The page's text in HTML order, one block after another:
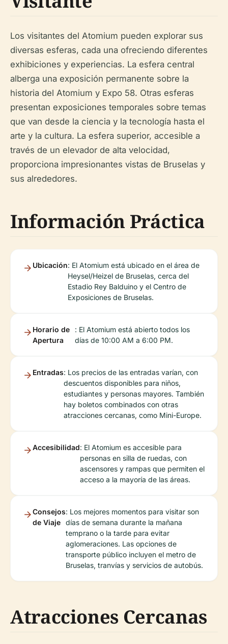
Los visitantes del Atomium pueden explorar sus
diversas esferas, cada una ofreciendo diferentes
exhibiciones y experiencias. La esfera central
alberga una exposición permanente sobre la
historia del Atomium y Expo 58. Otras esferas
presentan exposiciones temporales sobre temas
que van desde la ciencia y la tecnología hasta el
arte y la cultura. La esfera superior, accesible a
través de un elevador de alta velocidad,
proporciona impresionantes vistas de Bruselas y
sus alrededores.
Información Práctica
Ubicación: El Atomium está ubicado en el área de
Heysel/Heizel de Bruselas, cerca del
Estadio Rey Balduino y el Centro de
Exposiciones de Bruselas.
Horario de
Apertura
: El Atomium está abierto todos los
días de 10:00 AM a 6:00 PM.
Entradas: Los precios de las entradas varían, con
descuentos disponibles para niños,
estudiantes y personas mayores. También
hay boletos combinados con otras
atracciones cercanas, como Mini-Europe.
Accesibilidad: El Atomium es accesible para
personas en silla de ruedas, con
ascensores y rampas que permiten el
acceso a la mayoría de las áreas.
Consejos
de Viaje
: Los mejores momentos para visitar son
días de semana durante la mañana
temprano o la tarde para evitar
aglomeraciones. Las opciones de
transporte público incluyen el metro de
Bruselas, tranvías y servicios de autobús.
Atracciones Cercanas